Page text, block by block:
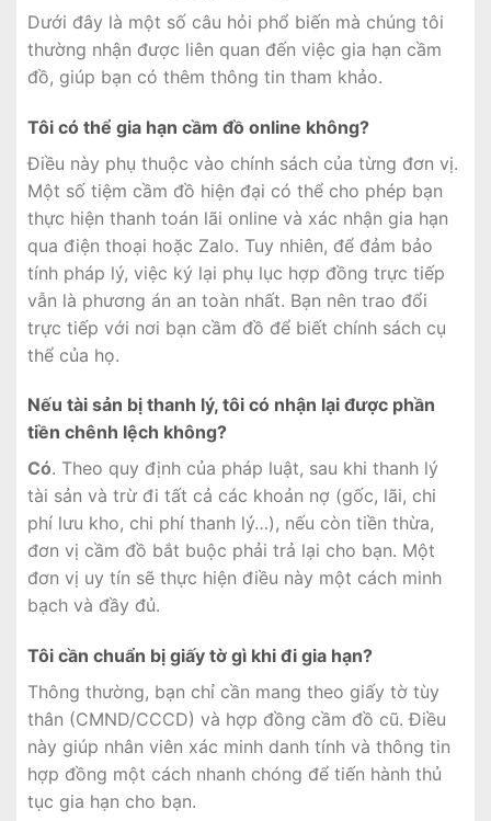
Dưới đây là một số câu hỏi phổ biến mà chúng tôi
thường nhận được liên quan đến việc gia hạn cầm
đồ, giúp bạn có thêm thông tin tham khảo.
Tôi có thể gia hạn cầm đồ online không?
Điều này phụ thuộc vào chính sách của từng đơn vị.
Một số tiệm cầm đồ hiện đại có thể cho phép bạn
thực hiện thanh toán lãi online và xác nhận gia hạn
qua điện thoại hoặc Zalo. Tuy nhiên, để đảm bảo
tính pháp lý, việc ký lại phụ lục hợp đồng trực tiếp
vẫn là phương án an toàn nhất. Bạn nên trao đổi
trực tiếp với nơi bạn cầm đồ để biết chính sách cụ
thể của họ.
Nếu tài sản bị thanh lý, tôi có nhận lại được phần
tiền chênh lệch không?
Có. Theo quy định của pháp luật, sau khi thanh lý
tài sản và trừ đi tất cả các khoản nợ (gốc, lãi, chi
phí lưu kho, chi phí thanh lý…), nếu còn tiền thừa,
đơn vị cầm đồ bắt buộc phải trả lại cho bạn. Một
đơn vị uy tín sẽ thực hiện điều này một cách minh
bạch và đầy đủ.
Tôi cần chuẩn bị giấy tờ gì khi đi gia hạn?
Thông thường, bạn chỉ cần mang theo giấy tờ tùy
thân (CMND/CCCD) và hợp đồng cầm đồ cũ. Điều
này giúp nhân viên xác minh danh tính và thông tin
hợp đồng một cách nhanh chóng để tiến hành thủ
tục gia hạn cho bạn.